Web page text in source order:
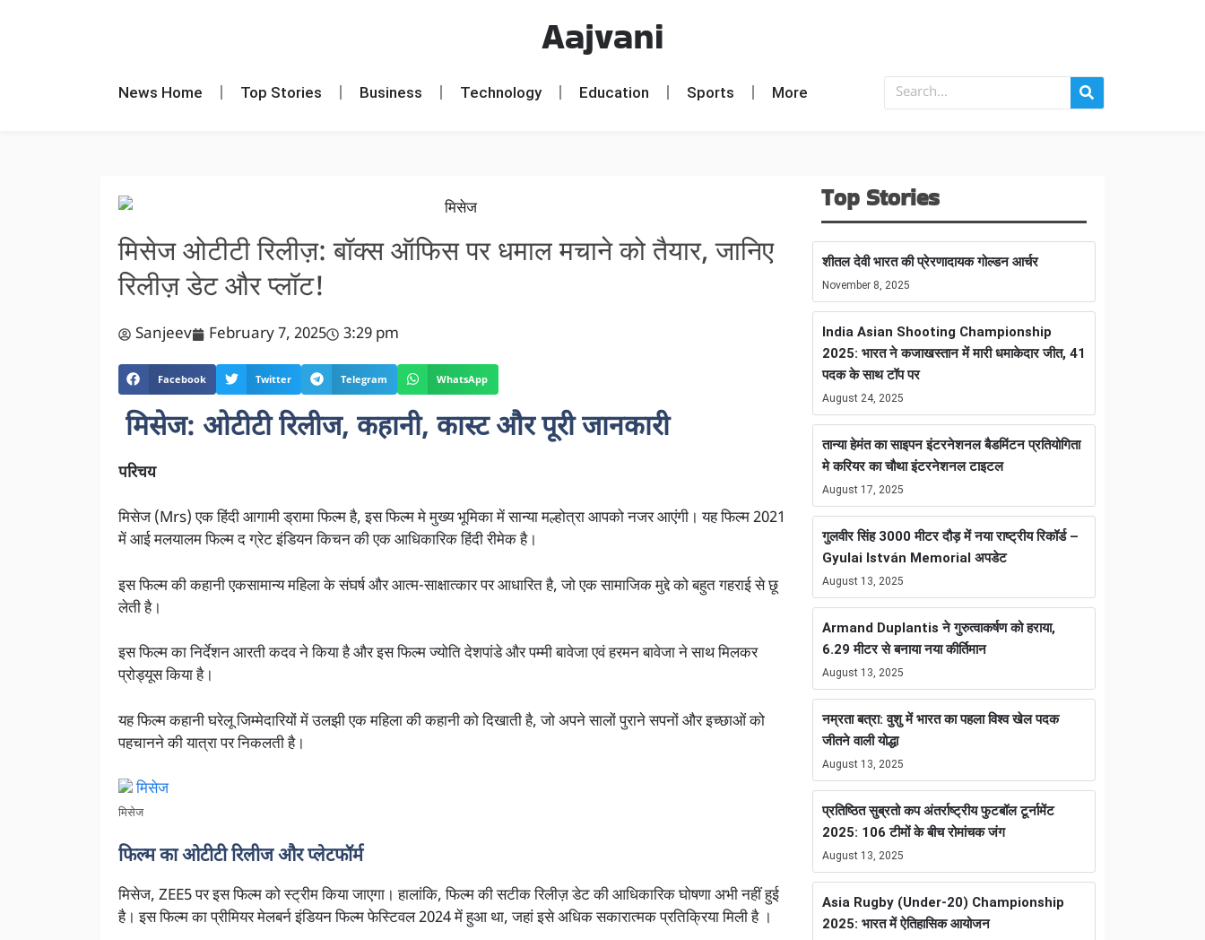
Aajvani
News Home Top Stories Business Technology Education Sports More
मिसेज ओटीटी रिलीज़: बॉक्स ऑफिस पर धमाल मचाने को तैयार, जानिए
रिलीज़ डेट और प्लॉट!
Sanjeev February 7, 2025 3:29 pm
Facebook Twitter Telegram WhatsApp
मिसेज: ओटीटी रिलीज, कहानी, कास्ट और पूरी जानकारी
परिचय
मिसेज (Mrs) एक हिंदी आगामी ड्रामा फिल्म है, इस फिल्म मे मुख्य भूमिका में सान्या मल्होत्रा आपको नजर आएंगी। यह फिल्म 2021
में आई मलयालम फिल्म द ग्रेट इंडियन किचन की एक आधिकारिक हिंदी रीमेक है।
इस फिल्म की कहानी एकसामान्य महिला के संघर्ष और आत्म-साक्षात्कार पर आधारित है, जो एक सामाजिक मुद्दे को बहुत गहराई से छू
लेती है।
इस फिल्म का निर्देशन आरती कदव ने किया है और इस फिल्म ज्योति देशपांडे और पम्मी बावेजा एवं हरमन बावेजा ने साथ मिलकर
प्रोड्यूस किया है।
यह फिल्म कहानी घरेलू जिम्मेदारियों में उलझी एक महिला की कहानी को दिखाती है, जो अपने सालों पुराने सपनों और इच्छाओं को
पहचानने की यात्रा पर निकलती है।
मिसेज
फिल्म का ओटीटी रिलीज और प्लेटफॉर्म
मिसेज, ZEE5 पर इस फिल्म को स्ट्रीम किया जाएगा। हालांकि, फिल्म की सटीक रिलीज़ डेट की आधिकारिक घोषणा अभी नहीं हुई
है। इस फिल्म का प्रीमियर मेलबर्न इंडियन फिल्म फेस्टिवल 2024 में हुआ था, जहां इसे अधिक सकारात्मक प्रतिक्रिया मिली है ।
Top Stories
शीतल देवी भारत की प्रेरणादायक गोल्डन आर्चर
November 8, 2025
India Asian Shooting Championship
2025: भारत ने कजाखस्तान में मारी धमाकेदार जीत, 41
पदक के साथ टॉप पर
August 24, 2025
तान्या हेमंत का साइपन इंटरनेशनल बैडमिंटन प्रतियोगिता
मे करियर का चौथा इंटरनेशनल टाइटल
August 17, 2025
गुलवीर सिंह 3000 मीटर दौड़ में नया राष्ट्रीय रिकॉर्ड –
Gyulai István Memorial अपडेट
August 13, 2025
Armand Duplantis ने गुरुत्वाकर्षण को हराया,
6.29 मीटर से बनाया नया कीर्तिमान
August 13, 2025
नम्रता बत्रा: वुशु में भारत का पहला विश्व खेल पदक
जीतने वाली योद्धा
August 13, 2025
प्रतिष्ठित सुब्रतो कप अंतर्राष्ट्रीय फुटबॉल टूर्नामेंट
2025: 106 टीमों के बीच रोमांचक जंग
August 13, 2025
Asia Rugby (Under-20) Championship
2025: भारत में ऐतिहासिक आयोजन